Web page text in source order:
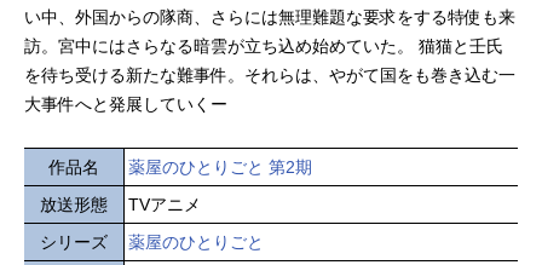
い中、外国からの隊商、さらには無理難題な要求をする特使も来
訪。宮中にはさらなる暗雲が立ち込め始めていた。 猫猫と壬氏
を待ち受ける新たな難事件。それらは、やがて国をも巻き込む一
大事件へと発展していくー
作品名
薬屋のひとりごと 第2期
放送形態
TVアニメ
シリーズ
薬屋のひとりごと